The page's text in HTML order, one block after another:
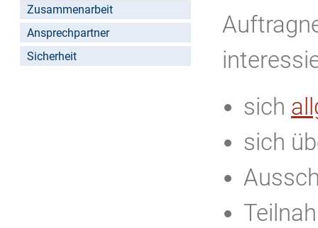
Zusammenarbeit
Ansprechpartner
Sicherheit
sich
sich